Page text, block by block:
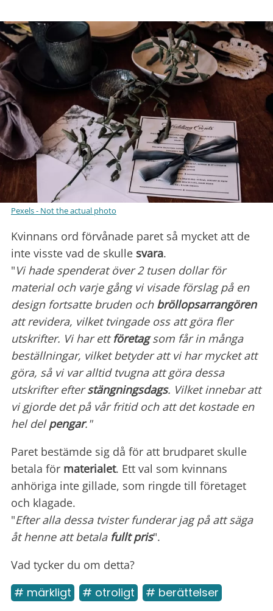
Pexels - Not the actual photo
Kvinnans ord förvånade paret så mycket att de
inte visste vad de skulle svara.
"Vi hade spenderat över 2 tusen dollar för
material och varje gång vi visade förslag på en
design fortsatte bruden och bröllopsarrangören
att revidera, vilket tvingade oss att göra fler
utskrifter. Vi har ettföretagsom får in många
beställningar, vilket betyder att vi har mycket att
göra, så vi var alltid tvugna att göra dessa
utskrifter efterstängningsdags. Vilket innebar att
vi gjorde det på vår fritid och att det kostade en
hel delpengar."
Paret bestämde sig då för att brudparet skulle
betala för materialet. Ett val som kvinnans
anhöriga inte gillade, som ringde till företaget
och klagade.
"Efter alla dessa tvister funderar jag på att säga
åt henne att betala fullt pris".
Vad tycker du om detta?
# märkligt # otroligt # berättelser